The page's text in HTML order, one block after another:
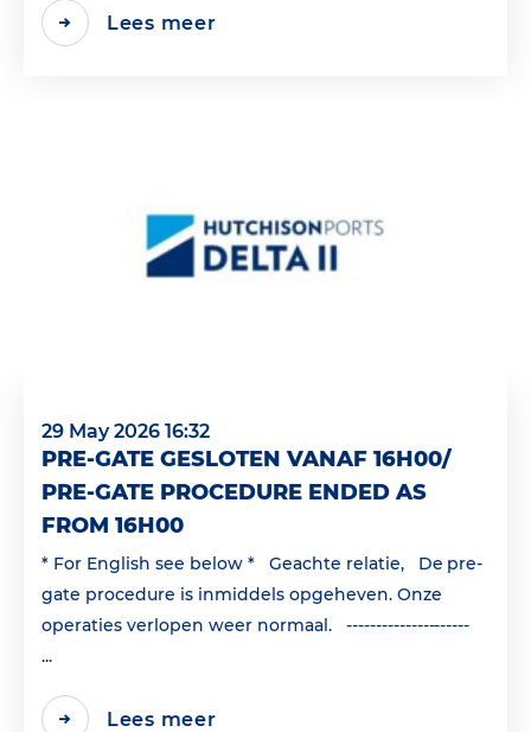
Lees meer
29 May 2026 16:32
PRE-GATE GESLOTEN VANAF 16H00/
PRE-GATE PROCEDURE ENDED AS
FROM 16H00
* For English see below * Geachte relatie, De pre-
gate procedure is inmiddels opgeheven. Onze
operaties verlopen weer normaal. ---------------------
...
Lees meer